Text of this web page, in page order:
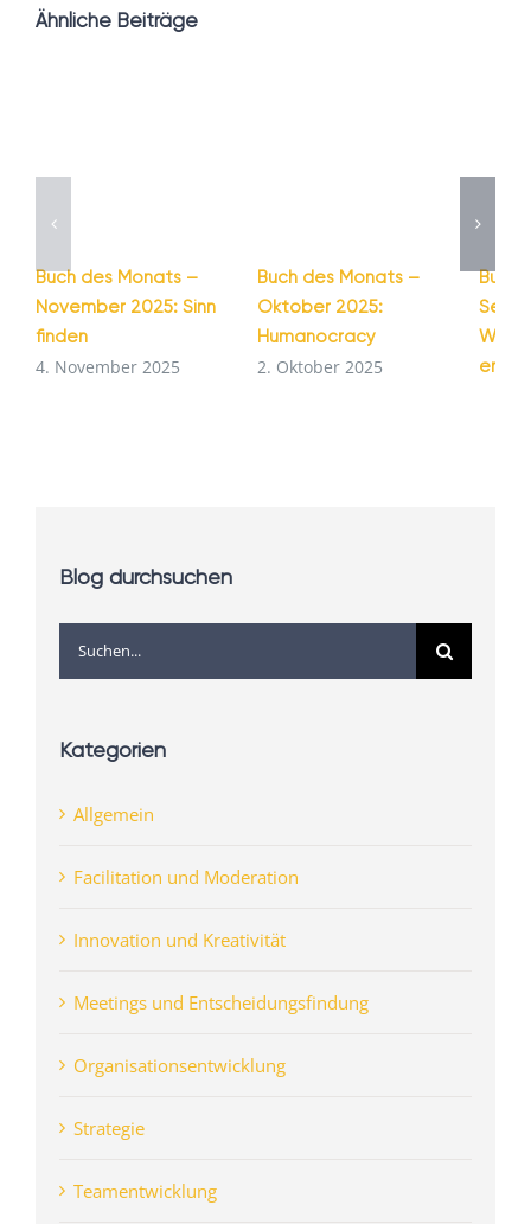
Ähnliche Beiträge
Buch des Monats –
November 2025: Sinn
finden
4. November 2025
Buch des Monats –
Oktober 2025:
Humanocracy
2. Oktober 2025
Buch
Wie
Blog durchsuchen
Suche
nach:
Kategorien
Allgemein
Facilitation und Moderation
Innovation und Kreativität
Meetings und Entscheidungsfindung
Organisationsentwicklung
Strategie
Teamentwicklung